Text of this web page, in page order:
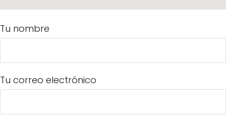
Tu nombre
Tu correo electrónico